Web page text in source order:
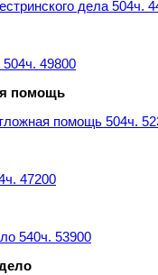
дела 504ч.
49800
помощь
помощь 504ч.
47200
540ч. 53900